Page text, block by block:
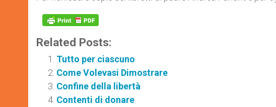
Related Posts:
Tutto per ciascuno
Come Volevasi Dimostrare
Confine della libertà
Contenti di donare